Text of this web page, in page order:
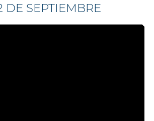
DE SEPTIEMBRE